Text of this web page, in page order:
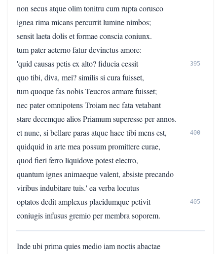
non secus atque olim tonitru cum rupta corusco
ignea rima micans percurrit lumine nimbos;
sensit laeta dolis et formae conscia coniunx.
tum pater aeterno fatur devinctus amore:
'quid causas petis ex alto? fiducia cessit
395
quo tibi, diva, mei? similis si cura fuisset,
tum quoque fas nobis Teucros armare fuisset;
nec pater omnipotens Troiam nec fata vetabant
stare decemque alios Priamum superesse per annos.
et nunc, si bellare paras atque haec tibi mens est,
400
quidquid in arte mea possum promittere curae,
quod fieri ferro liquidove potest electro,
quantum ignes animaeque valent, absiste precando
viribus indubitare tuis.' ea verba locutus
optatos dedit amplexus placidumque petivit
405
coniugis infusus gremio per membra soporem.
Inde ubi prima quies medio iam noctis abactae